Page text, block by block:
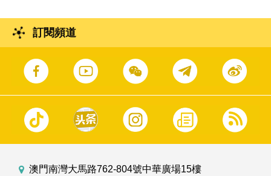
訂閱頻道
澳門南灣大馬路762-804號中華廣場15樓